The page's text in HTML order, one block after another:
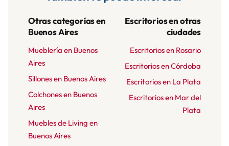
Otras categorías en
Buenos Aires
Mueblería en Buenos
Aires
Sillones en Buenos Aires
Colchones en Buenos
Aires
Muebles de Living en
Buenos Aires
Escritorios en otras
ciudades
Escritorios en Rosario
Escritorios en Córdoba
Escritorios en La Plata
Escritorios en Mar del
Plata